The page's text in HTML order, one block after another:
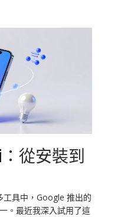
：從安裝到
工具中，Google 推出的
。最近我深入試用了這